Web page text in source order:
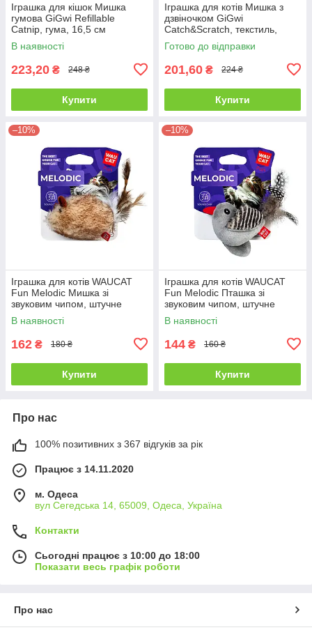
Іграшка для кішок Мишка
гумова GiGwi Refillable
Catnip, гума, 16,5 см
В наявності
223,20 ₴ 248 ₴
Купити
Іграшка для котів Мишка з
дзвіночком GiGwi
Catch&Scratch, текстиль,
мотузка, ротанг, 8 см
Готово до відправки
201,60 ₴ 224 ₴
Купити
–10%
Іграшка для котів WAUCAT
Fun Melodic Мишка зі
звуковим чипом, штучне
хутро, перо, 13 см
В наявності
162 ₴ 180 ₴
Купити
–10%
Іграшка для котів WAUCAT
Fun Melodic Пташка зі
звуковим чипом, штучне
хутро, перо, 13 см
В наявності
144 ₴ 160 ₴
Купити
Про нас
100% позитивних з 367 відгуків за рік
Працює з 14.11.2020
м. Одеса
вул Сегедська 14, 65009, Одеса, Україна
Контакти
Сьогодні працює з 10:00 до 18:00
Показати весь графік роботи
Про нас